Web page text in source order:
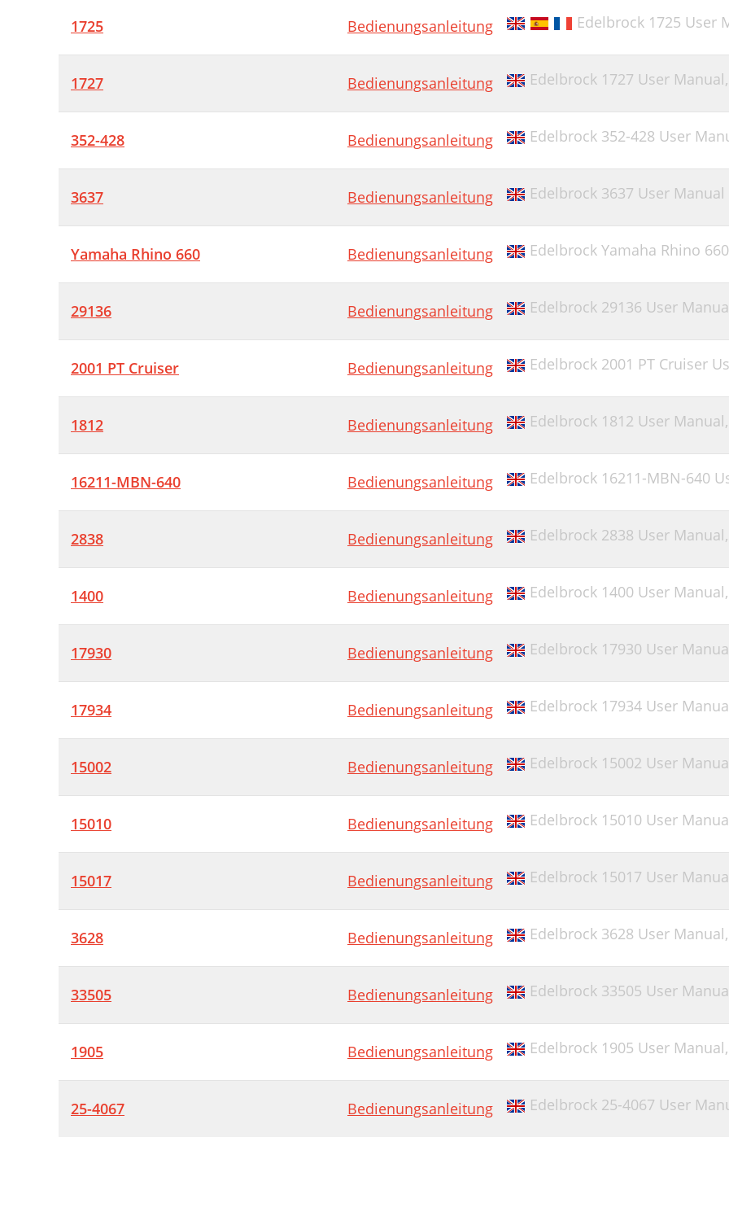
1725 Bedienungsanleitung Edelbrock 1725 User
1727 Bedienungsanleitung Edelbrock 1727 User Manual,
352-428 Bedienungsanleitung Edelbrock 352-428 User
3637 Bedienungsanleitung Edelbrock 3637 User Manual
Yamaha Rhino 660 Bedienungsanleitung Edelbrock Yamaha Rhino
29136 Bedienungsanleitung Edelbrock 29136 User
2001 PT Cruiser Bedienungsanleitung Edelbrock 2001 PT Cruiser
1812 Bedienungsanleitung Edelbrock 1812 User Manual,
16211-MBN-640 Bedienungsanleitung Edelbrock 16211-MBN-640
2838 Bedienungsanleitung Edelbrock 2838 User Manual,
1400 Bedienungsanleitung Edelbrock 1400 User Manual,
17930 Bedienungsanleitung Edelbrock 17930 User
17934 Bedienungsanleitung Edelbrock 17934 User
15002 Bedienungsanleitung Edelbrock 15002 User
15010 Bedienungsanleitung Edelbrock 15010 User
15017 Bedienungsanleitung Edelbrock 15017 User
3628 Bedienungsanleitung Edelbrock 3628 User Manual,
33505 Bedienungsanleitung Edelbrock 33505 User
1905 Bedienungsanleitung Edelbrock 1905 User Manual,
25-4067 Bedienungsanleitung Edelbrock 25-4067 User